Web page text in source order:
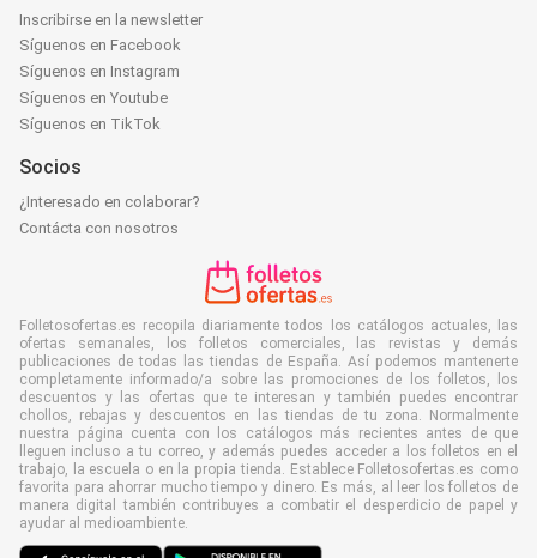
Inscribirse en la newsletter
Síguenos en Facebook
Síguenos en Instagram
Síguenos en Youtube
Síguenos en TikTok
Socios
¿Interesado en colaborar?
Contácta con nosotros
Folletosofertas.es recopila diariamente todos los catálogos actuales, las
ofertas semanales, los folletos comerciales, las revistas y demás
publicaciones de todas las tiendas de España. Así podemos mantenerte
completamente informado/a sobre las promociones de los folletos, los
descuentos y las ofertas que te interesan y también puedes encontrar
chollos, rebajas y descuentos en las tiendas de tu zona. Normalmente
nuestra página cuenta con los catálogos más recientes antes de que
lleguen incluso a tu correo, y además puedes acceder a los folletos en el
trabajo, la escuela o en la propia tienda. Establece Folletosofertas.es como
favorita para ahorrar mucho tiempo y dinero. Es más, al leer los folletos de
manera digital también contribuyes a combatir el desperdicio de papel y
ayudar al medioambiente.